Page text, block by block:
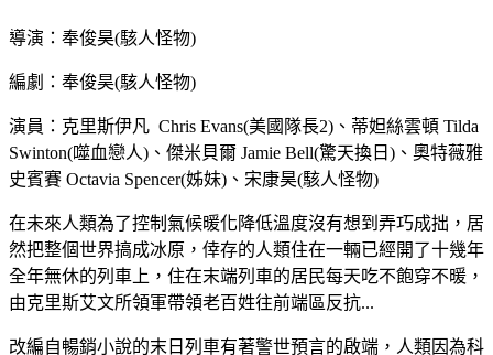
導演：奉俊昊(駭人怪物)
編劇：奉俊昊(駭人怪物)
演員：克里斯伊凡 Chris Evans(美國隊長2)、蒂妲絲雲頓 Tilda
Swinton(噬血戀人)、傑米貝爾 Jamie Bell(驚天換日)、奧特薇雅
史賓賽 Octavia Spencer(姊妹)、宋康昊(駭人怪物)
在未來人類為了控制氣候暖化降低溫度沒有想到弄巧成拙，居
然把整個世界搞成冰原，倖存的人類住在一輛已經開了十幾年
全年無休的列車上，住在末端列車的居民每天吃不飽穿不暖，
由克里斯艾文所領軍帶領老百姓往前端區反抗...
改編自暢銷小說的末日列車有著警世預言的啟端，人類因為科